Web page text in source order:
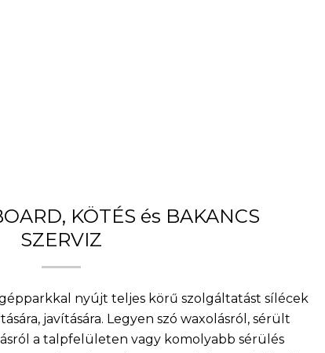
KÖTÉS és BAKANCS
SZERVIZ
nyújt teljes körű szolgáltatást sílécek
javítására. Legyen szó waxolásról, sérült
a talpfelületen vagy komolyabb sérülés